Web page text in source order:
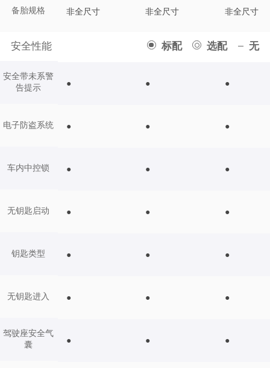
备胎规格
安全性能 标配 选配 无
安全带未系警
告提示
电子防盗系统
车内中控锁
无钥匙启动
钥匙类型
无钥匙进入
驾驶座安全气
囊
非全尺寸 非全尺寸 非全尺寸
● ● ●
● ● ●
● ● ●
● ● ●
● ● ●
● ● ●
● ● ●